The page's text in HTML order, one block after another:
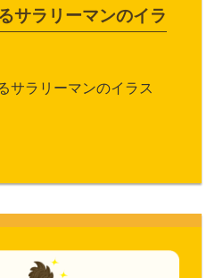
サラリーマンのイラ
サラリーマンのイラス